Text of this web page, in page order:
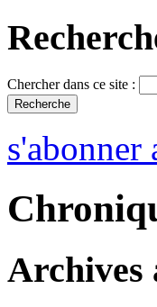
Chercher dans ce site :
s'abonner
Archives